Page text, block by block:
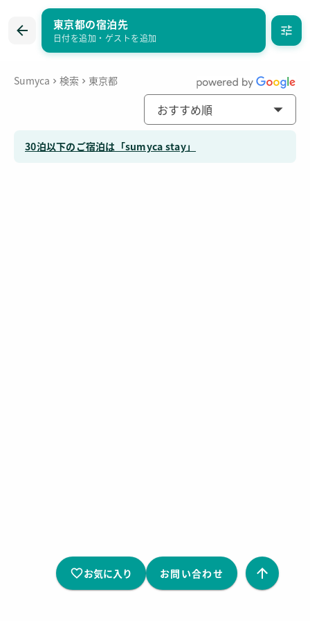
東京都の宿泊先
日付を追加 ・ ゲストを追加
まとめて問い合わせ お気に入り
お気に入り お問い合わせ
Sumyca 検索 東京都
おすすめ順
30泊以下のご宿泊は「sumyca stay」